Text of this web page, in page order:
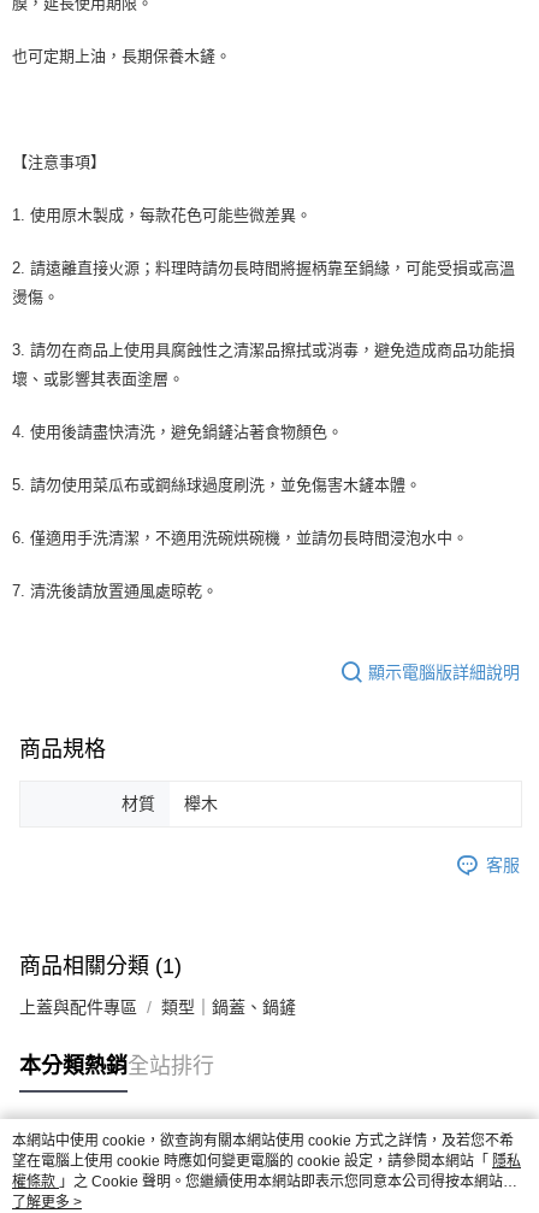
也可定期上油，長期保養木鏟。
【注意事項】
1. 使用原木製成，每款花色可能些微差異。
2. 請遠離直接火源；料理時請勿長時間將握柄靠至鍋緣，可能受損或高溫
燙傷。
3. 請勿在商品上使用具腐蝕性之清潔品擦拭或消毒，避免造成商品功能損
壞、或影響其表面塗層。
4. 使用後請盡快清洗，避免鍋鏟沾著食物顏色。
5. 請勿使用菜瓜布或鋼絲球過度刷洗，並免傷害木鏟本體。
6. 僅適用手洗清潔，不適用洗碗烘碗機，並請勿長時間浸泡水中。
7. 清洗後請放置通風處晾乾。
顯示電腦版詳細說明
商品規格
材質 櫸木
客服
商品相關分類 (1)
上蓋與配件專區 類型｜鍋蓋、鍋鏟
本分類熱銷全站排行
熱門標籤
本網站中使用 cookie，欲查詢有關本網站使用 cookie 方式之詳情，及若您不希
望在電腦上使用 cookie 時應如何變更電腦的 cookie 設定，請參閱本網站「 隱私
權條款 」之 Cookie 聲明。您繼續使用本網站即表示您同意本公司得按本網站使
用條款之 Cookie 聲明使用 cookie。
了解更多 >